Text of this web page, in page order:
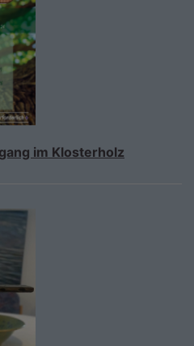
im Klosterholz